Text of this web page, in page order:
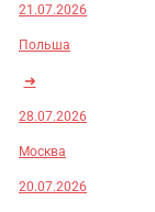
21.07.2026
Польша
➜
28.07.2026
Москва
20.07.2026